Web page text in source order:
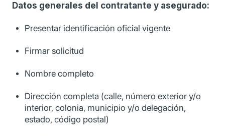
Datos generales del contratante y asegurado:
Presentar identificación oficial vigente
Firmar solicitud
Nombre completo
Dirección completa (calle, número exterior y/o
interior, colonia, municipio y/o delegación,
estado, código postal)